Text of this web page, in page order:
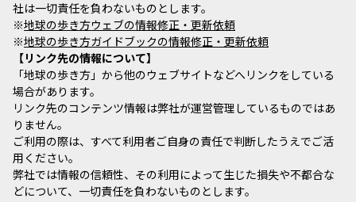
社は一切責任を負わないものとします。
※地球の歩き方ウェブの情報修正・更新依頼
※地球の歩き方ガイドブックの情報修正・更新依頼
リンク先の情報について
「地球の歩き方」から他のウェブサイトなどへリンクをしている
場合があります。
リンク先のコンテンツ情報は弊社が運営管理しているものではあ
りません。
ご利用の際は、すべて利用者ご自身の責任で判断したうえでご活
用ください。
弊社では情報の信頼性、その利用によって生じた損失や不都合な
どについて、一切責任を負わないものとします。